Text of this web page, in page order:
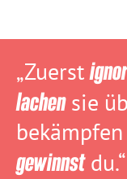
„Zuerst
lachensie
gewinnstdu.“